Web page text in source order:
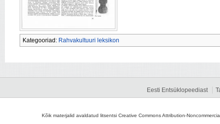
Kategooriad: Rahvakultuuri leksikon
Eesti Entsüklopeediast
Kõik materjalid avaldatud litsentsi Creative Commons Attribution-